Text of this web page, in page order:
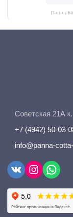
Панна
Советская 21А
+7 (4942) 50-03-
info@panna-
VK Instagram